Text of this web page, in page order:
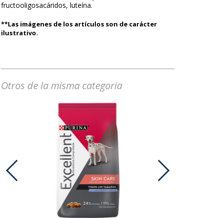
fructooligosacáridos, luteína.
**Las imágenes de los artículos son de carácter
ilustrativo.
Otros de la misma categoria